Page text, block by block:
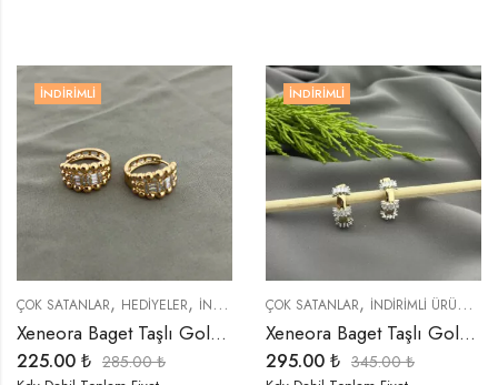
İNDIRIMLI
ÇOK SATANLAR, HEDIYELER, İNDIRIMLI ÜRÜNLER ,KÜPELER,TREND ÜRÜNLER
Xeneora Baget Taşlı Gold Küpe
225.00 ₺ 285.00₺
İNDIRIMLI
ÇOK SATANLAR, İNDIRIMLI ÜRÜNLER
Xeneora Baget Taşlı Gold Küpe
295.00 ₺ 345.00₺